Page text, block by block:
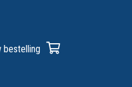
bestelling